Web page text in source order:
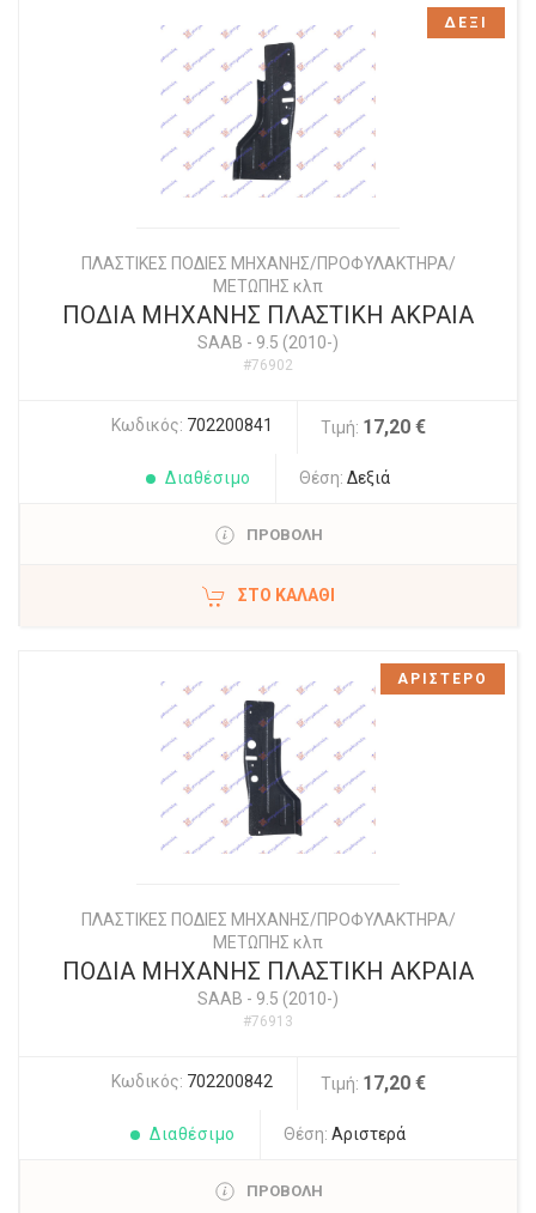
ΠΛΑΣΤΙΚΕΣ ΠΟΔΙΕΣ ΜΗΧΑΝΗΣ/ΠΡΟΦΥΛΑΚΤΗΡΑ/
ΜΕΤΩΠΗΣ κλπ
ΠΟΔΙΑ ΜΗΧΑΝΗΣ ΠΛΑΣΤΙΚΗ ΑΚΡΑΙΑ
SAAB - 9.5 (2010-)
#76902
Κωδικός: 702200841 Τιμή: 17,20 €
Διαθέσιμο Θέση: Δεξιά
ΠΡΟΒΟΛΗ
ΣΤΟ ΚΑΛΆΘΙ
ΔΕΞΙ
ΠΛΑΣΤΙΚΕΣ ΠΟΔΙΕΣ ΜΗΧΑΝΗΣ/ΠΡΟΦΥΛΑΚΤΗΡΑ/
ΜΕΤΩΠΗΣ κλπ
ΠΟΔΙΑ ΜΗΧΑΝΗΣ ΠΛΑΣΤΙΚΗ ΑΚΡΑΙΑ
SAAB - 9.5 (2010-)
#76913
Κωδικός: 702200842 Τιμή: 17,20 €
Διαθέσιμο Θέση: Αριστερά
ΠΡΟΒΟΛΗ
ΑΡΙΣΤΕΡΟ